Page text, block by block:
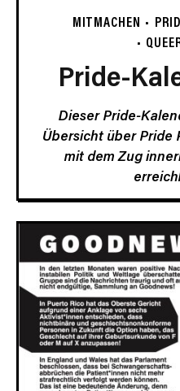
MITMACHEN
Pride-
Dieser Pride-
Übersicht über Pride
mit dem Zug